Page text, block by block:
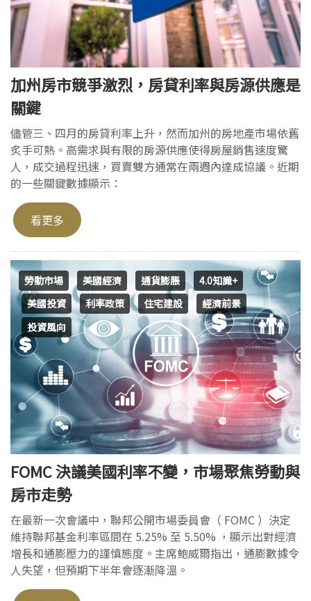
加州房市競爭激烈，房貸利率與房源供應是
關鍵
儘管三、四月的房貸利率上升，然而加州的房地產市場依舊
炙手可熱。高需求與有限的房源供應使得房屋銷售速度驚
人，成交過程迅速，買賣雙方通常在兩週內達成協議。近期
的一些關鍵數據顯示：
看更多
勞動市場 美國經濟 通貨膨脹
4.0知識+
美國投資
利率政策 住宅建設
經濟前景
投資風向
FOMC 決議美國利率不變，市場聚焦勞動與
房市走勢
在最新一次會議中，聯邦公開市場委員會（ FOMC ）決定
維持聯邦基金利率區間在 5.25% 至 5.50% ，顯示出對經濟
增長和通膨壓力的謹慎態度。主席鮑威爾指出，通膨數據令
人失望，但預期下半年會逐漸降溫。